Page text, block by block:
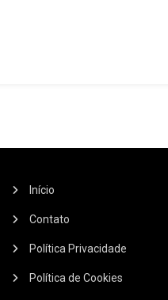
Início
Contato
Política Privacidade
Política de Cookies